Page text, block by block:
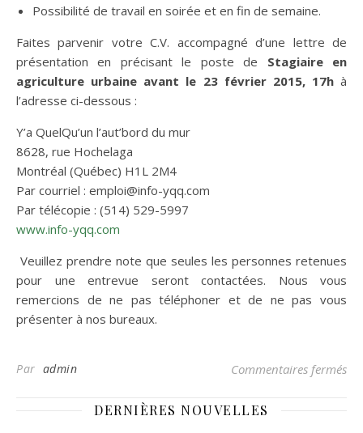
Possibilité de travail en soirée et en fin de semaine.
Faites parvenir votre C.V. accompagné d’une lettre de
présentation en précisant le poste de Stagiaire en
agriculture urbaine avant le 23 février 2015, 17h à
l’adresse ci-dessous :
Y’a QuelQu’un l’aut’bord du mur
8628, rue Hochelaga
Montréal (Québec) H1L 2M4
Par courriel : emploi@info-yqq.com
Par télécopie : (514) 529-5997
www.info-yqq.com
Veuillez prendre note que seules les personnes retenues
pour une entrevue seront contactées. Nous vous
remercions de ne pas téléphoner et de ne pas vous
présenter à nos bureaux.
Par admin Commentaires fermés
DERNIÈRES NOUVELLES